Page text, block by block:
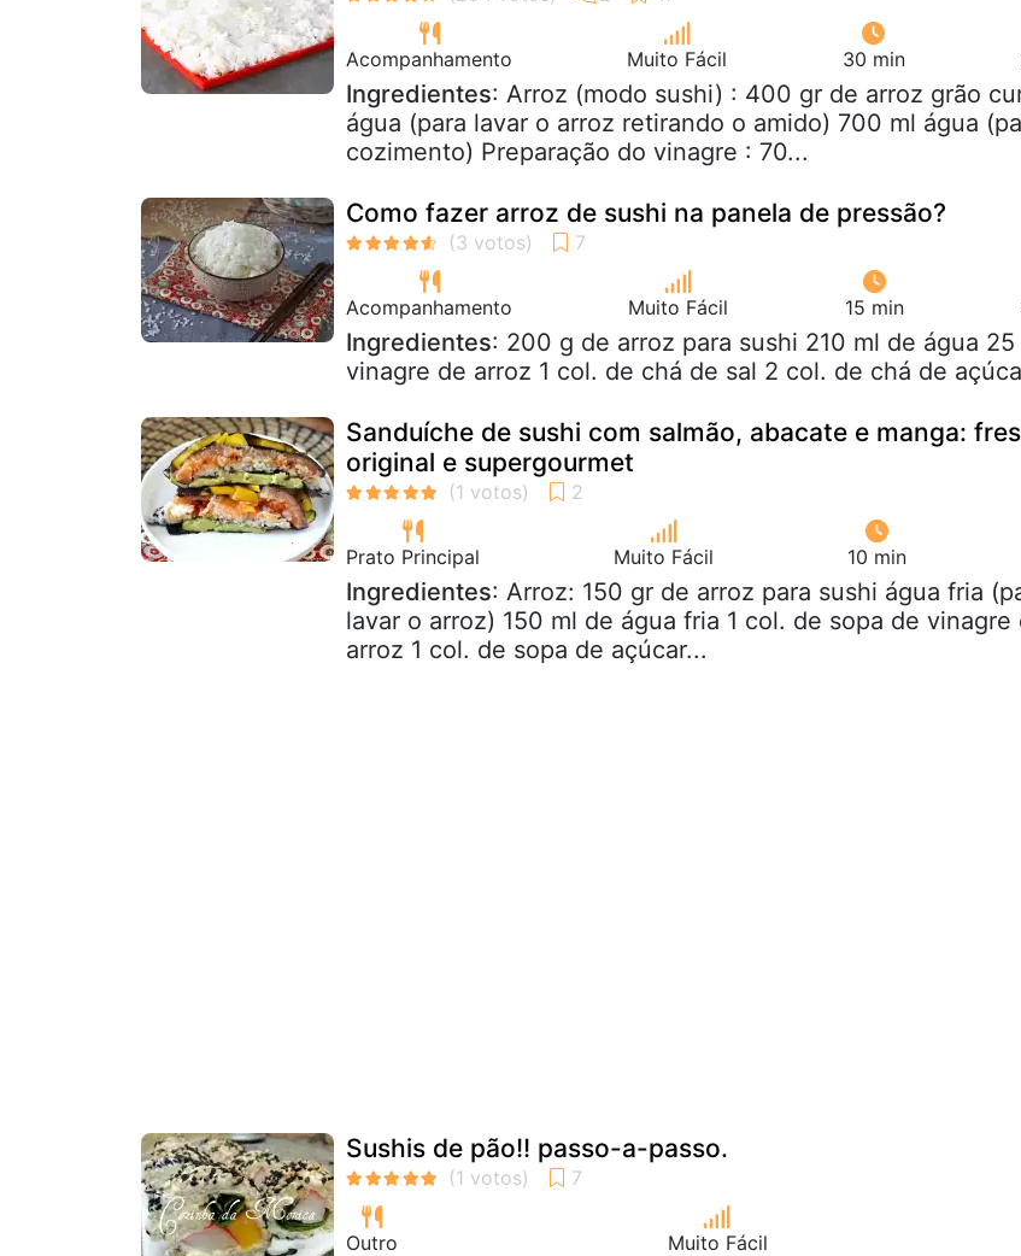
Acompanhamento Muito Fácil 30 min
Ingredientes: Arroz (modo sushi) : 400 gr de arroz grão
água (para lavar o arroz retirando o amido) 700 ml água
cozimento) Preparação do vinagre : 70...
Como fazer arroz de sushi na panela de pressão?
Acompanhamento Muito Fácil 15 min
Ingredientes: 200 g de arroz para sushi 210 ml de água 25
vinagre de arroz 1 col. de chá de sal 2 col. de chá de
Sanduíche de sushi com salmão, abacate e manga:
original e supergourmet
Prato Principal Muito Fácil 10 min
Ingredientes: Arroz: 150 gr de arroz para sushi água fria
lavar o arroz) 150 ml de água fria 1 col. de sopa de vinagre
arroz 1 col. de sopa de açúcar...
Sushis de pão!! passo-a-passo.
Outro Muito Fácil